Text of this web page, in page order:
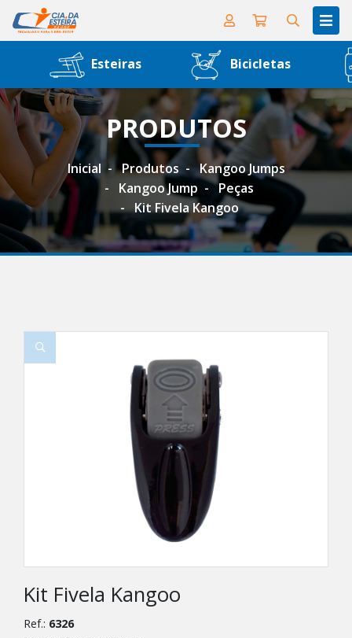
Esteiras Bicicletas
PRODUTOS
Inicial Produtos
Kangoo Jumps
Kangoo Jump
Peças
Kit Fivela Kangoo
Kit Fivela Kangoo
Ref.: 6326